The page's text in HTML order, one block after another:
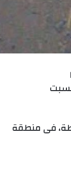
فى منطقة